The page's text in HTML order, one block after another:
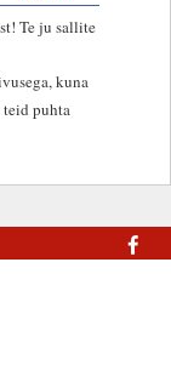
Te ju sallite
kuna
puhta